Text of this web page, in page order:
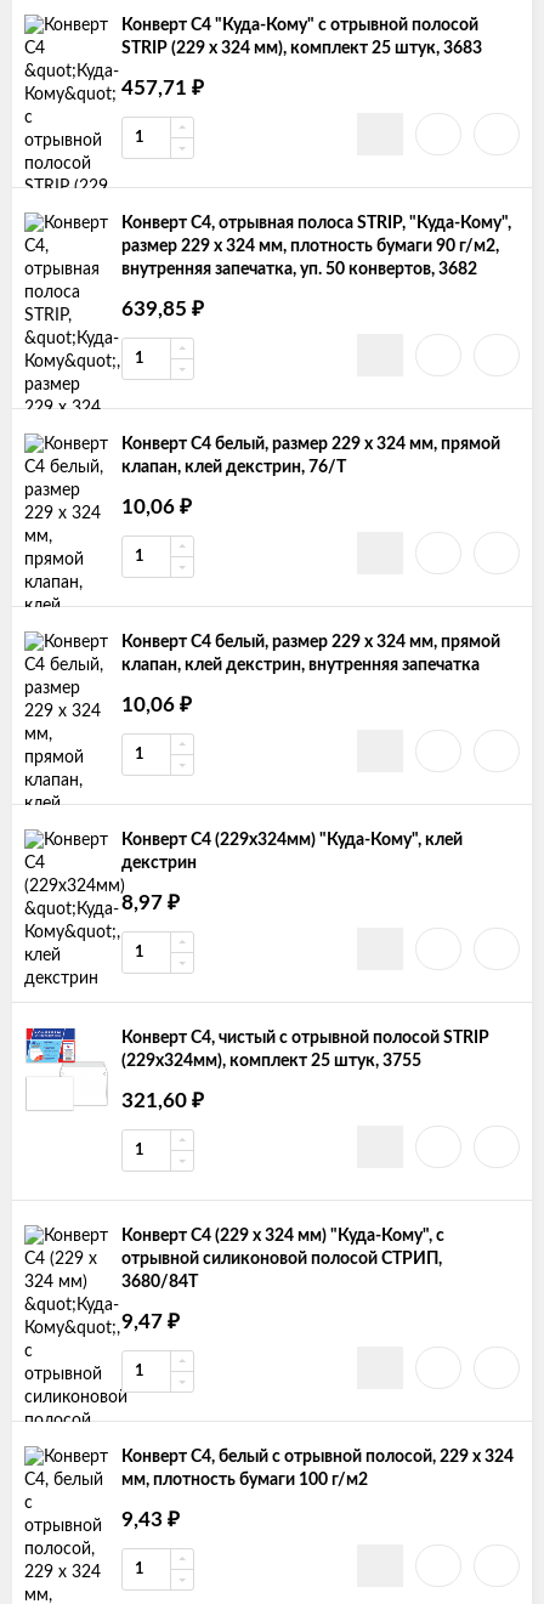
Конверт С4 "Куда-Кому" с отрывной полосой
STRIP (229 x 324 мм), комплект 25 штук, 3683
457,71 ₽
Конверт С4, отрывная полоса STRIP, "Куда-Кому",
размер 229 х 324 мм, плотность бумаги 90 г/м2,
внутренняя запечатка, уп. 50 конвертов, 3682
639,85 ₽
Конверт С4 белый, размер 229 х 324 мм, прямой
клапан, клей декстрин, 76/T
10,06 ₽
Конверт С4 белый, размер 229 х 324 мм, прямой
клапан, клей декстрин, внутренняя запечатка
10,06 ₽
Конверт С4 (229х324мм) "Куда-Кому", клей
декстрин
8,97 ₽
Конверт С4, чистый с отрывной полосой STRIP
(229x324мм), комплект 25 штук, 3755
321,60 ₽
Конверт С4 (229 x 324 мм) "Куда-Кому", с
отрывной силиконовой полосой СТРИП,
3680/84Т
9,47 ₽
Конверт С4, белый с отрывной полосой, 229 x 324
мм, плотность бумаги 100 г/м2
9,43 ₽